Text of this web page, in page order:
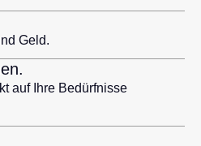
Geld.
auf Ihre Bedürfnisse